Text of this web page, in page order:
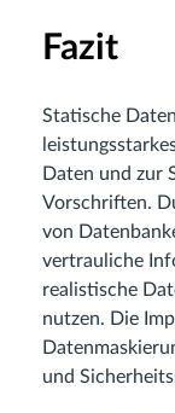
Fazit
Statische
Daten und zur
Vorschriften.
von
vertrauliche
realistische
nutzen. Die
und